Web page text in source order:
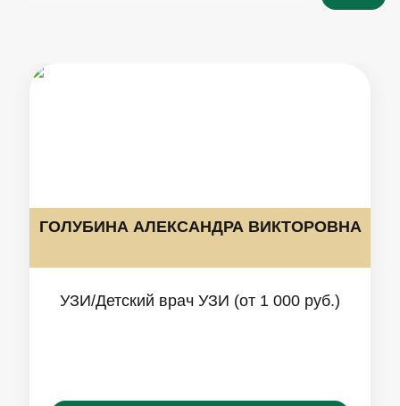
ГОЛУБИНА АЛЕКСАНДРА ВИКТОРОВНА
УЗИ/Детский врач УЗИ (от 1 000 руб.)